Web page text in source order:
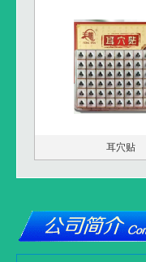
耳穴贴